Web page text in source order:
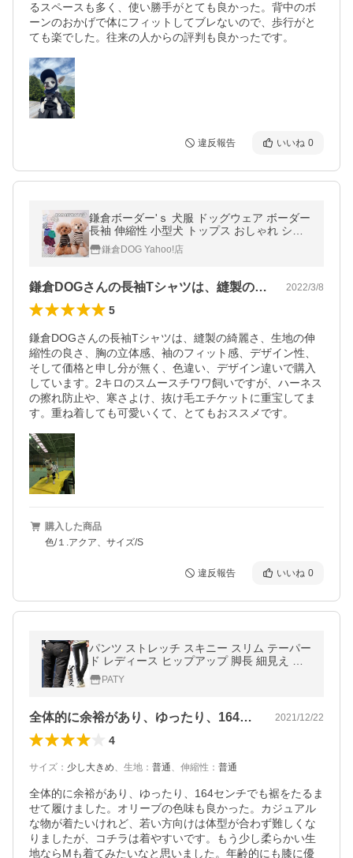
るスペースも多く、使い勝手がとても良かった。背中のボ
ーンのおかげで体にフィットしてブレないので、歩行がと
ても楽でした。往来の人からの評判も良かったです。
違反報告 いいね 0
鎌倉ボーダー'ｓ 犬服 ドッグウェア ボーダー
長袖 伸縮性 小型犬 トップス おしゃれ シン
プル かわいい 定番 人気
鎌倉DOG Yahoo!店
鎌倉DOGさんの長袖Tシャツは、縫製の… 2022/3/8
5
鎌倉DOGさんの長袖Tシャツは、縫製の綺麗さ、生地の伸
縮性の良さ、胸の立体感、袖のフィット感、デザイン性、
そして価格と申し分が無く、色違い、デザイン違いで購入
しています。2キロのスムースチワワ飼いですが、ハーネス
の擦れ防止や、寒さよけ、抜け毛エチケットに重宝してま
す。重ね着しても可愛いくて、とてもおススメです。
購入した商品
色/１.アクア、サイズ/S
違反報告 いいね 0
パンツ ストレッチ スキニー スリム テーパー
ド レディース ヒップアップ 脚長 細見え 深
股上 伸びて丈夫パンツ レギンスパンツ Spa
nts パティ
PATY
全体的に余裕があり、ゆったり、164セ… 2021/12/22
4
サイズ ： 少し大きめ、 生地 ： 普通、 伸縮性 ： 普通
全体的に余裕があり、ゆったり、164センチでも裾をたるま
せて履けました。オリーブの色味も良かった。カジュアル
な物が着たいけれど、若い方向けは体型が合わず難しくな
りましたが、コチラは着やすいです。もう少し柔らかい生
地ならMも着てみたいなと思いました。年齢的にも膝に優